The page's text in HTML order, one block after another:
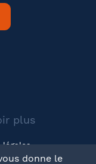
plus
donne le